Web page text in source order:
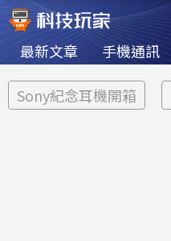
最新文章 手機通訊
Sony紀念耳機開箱